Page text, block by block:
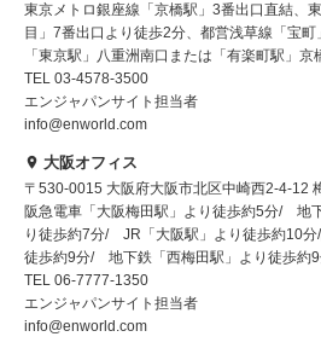
東京メトロ銀座線「京橋駅」3番出口直結、
目」7番出口より徒歩2分、都営浅草線「宝
「東京駅」八重洲南口または「有楽町駅」
TEL 03-4578-3500
エンジャパンサイト担当者
info@enworld.com
大阪オフィス
〒530-0015 大阪府大阪市北区中崎西2-4-12
阪急電車「大阪梅田駅」より徒歩約5分/ 地
り徒歩約7分/ JR「大阪駅」より徒歩約10分
徒歩約9分/ 地下鉄「西梅田駅」より徒歩約
TEL 06-7777-1350
エンジャパンサイト担当者
info@enworld.com